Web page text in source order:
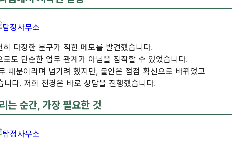
다정한 문구가 적힌 메모를 발견했습니다.
도 단순한 업무 관계가 아님을 짐작할 수 있었습니다.
때문이라며 넘기려 했지만, 불안은 점점 확신으로 바뀌었고
니다. 저희 천경은 바로 상담을 진행했습니다.
는 순간, 가장 필요한 것